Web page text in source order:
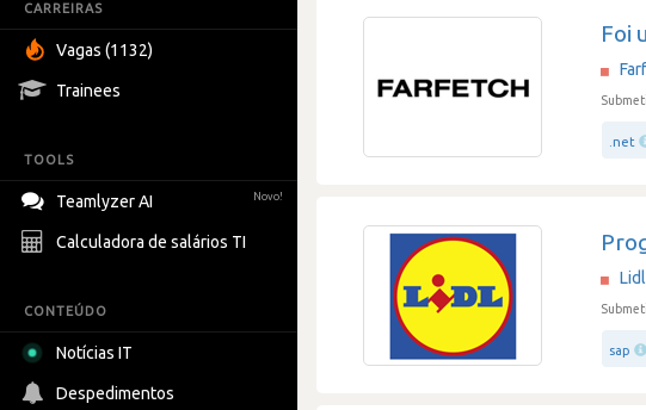
CARREIRAS
Vagas (1132)
Trainees
TOOLS
Teamlyzer AI Novo!
Calculadora de salários TI
CONTEÚDO
Notícias IT
Despedimentos
Foi
.net
Lidl
sap